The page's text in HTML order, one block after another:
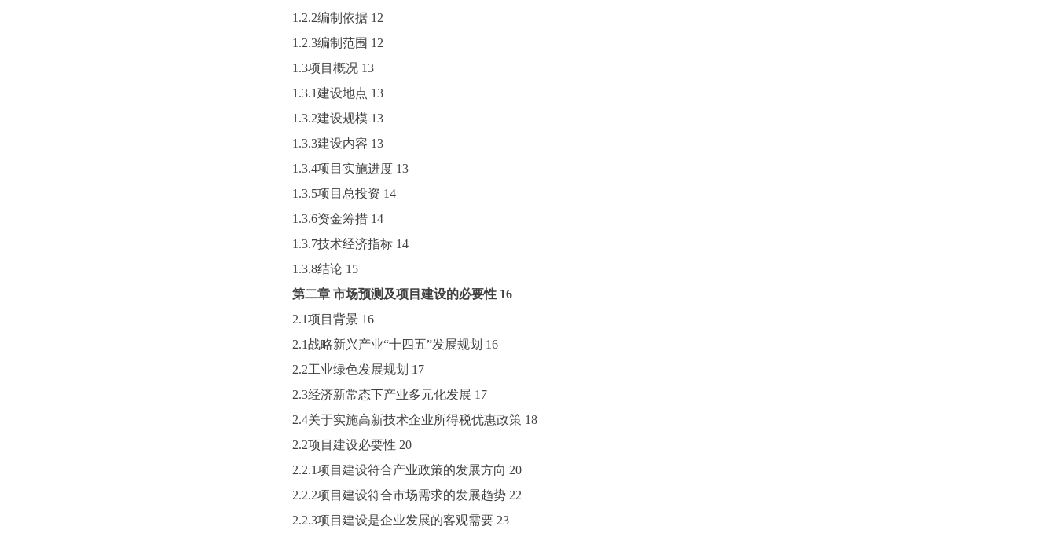
1.2.2编制依据 12
1.2.3编制范围 12
1.3项目概况 13
1.3.1建设地点 13
1.3.2建设规模 13
1.3.3建设内容 13
1.3.4项目实施进度 13
1.3.5项目总投资 14
1.3.6资金筹措 14
1.3.7技术经济指标 14
1.3.8结论 15
第二章 市场预测及项目建设的必要性 16
2.1项目背景 16
2.1战略新兴产业“十四五”发展规划 16
2.2工业绿色发展规划 17
2.3经济新常态下产业多元化发展 17
2.4关于实施高新技术企业所得税优惠政策 18
2.2项目建设必要性 20
2.2.1项目建设符合产业政策的发展方向 20
2.2.2项目建设符合市场需求的发展趋势 22
2.2.3项目建设是企业发展的客观需要 23